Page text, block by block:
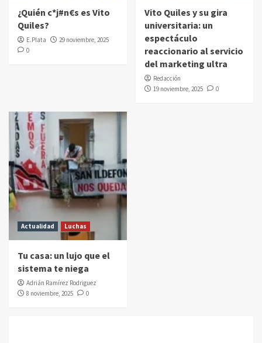
¿Quién c*j#n€s es Vito
Quiles?
E.Plata
29 noviembre, 2025
0
Vito Quiles y su gira
universitaria: un
espectáculo
reaccionario al servicio
del marketing ultra
Redacción
19 noviembre, 2025
0
Actualidad Luchas
Tu casa: un lujo que el
sistema te niega
Adrián Ramírez Rodriguez
8 noviembre, 2025
0